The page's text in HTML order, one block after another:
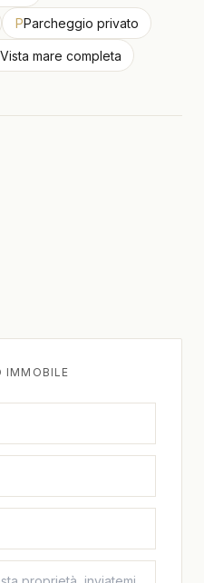
PParcheggio privato
Vista mare completa
IMMOBILE